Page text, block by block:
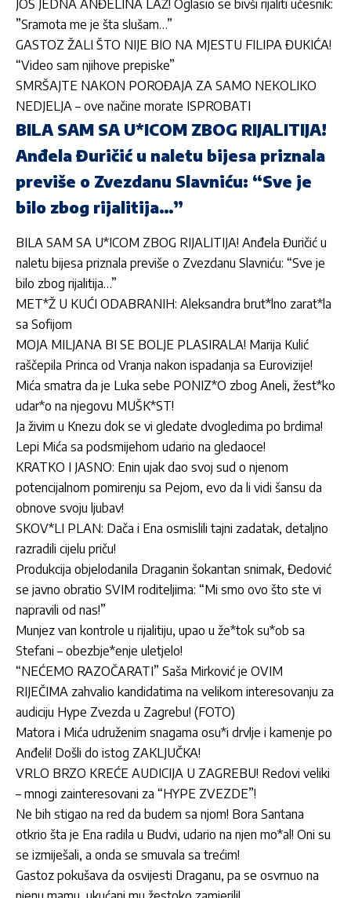
JOŠ JEDNA ANĐELINA LAŽ! Oglasio se bivši rijaliti učesnik:
”Sramota me je šta slušam…”
GASTOZ ŽALI ŠTO NIJE BIO NA MJESTU FILIPA ĐUKIĆA!
“Video sam njihove prepiske”
SMRŠAJTE NAKON POROĐAJA ZA SAMO NEKOLIKO
NEDJELJA – ove načine morate ISPROBATI
BILA SAM SA U*ICOM ZBOG RIJALITIJA!
Anđela Đuričić u naletu bijesa priznala
previše o Zvezdanu Slavniću: “Sve je
bilo zbog rijalitija…”
BILA SAM SA U*ICOM ZBOG RIJALITIJA! Anđela Đuričić u
naletu bijesa priznala previše o Zvezdanu Slavniću: “Sve je
bilo zbog rijalitija…”
MET*Ž U KUĆI ODABRANIH: Aleksandra brut*lno zarat*la
sa Sofijom
MOJA MILJANA BI SE BOLJE PLASIRALA! Marija Kulić
raščepila Princa od Vranja nakon ispadanja sa Eurovizije!
Mića smatra da je Luka sebe PONIZ*O zbog Aneli, žest*ko
udar*o na njegovu MUŠK*ST!
Ja živim u Knezu dok se vi gledate dvogledima po brdima!
Lepi Mića sa podsmijehom udario na gledaoce!
KRATKO I JASNO: Enin ujak dao svoj sud o njenom
potencijalnom pomirenju sa Pejom, evo da li vidi šansu da
obnove svoju ljubav!
SKOV*LI PLAN: Dača i Ena osmislili tajni zadatak, detaljno
razradili cijelu priču!
Produkcija objelodanila Draganin šokantan snimak, Đedović
se javno obratio SVIM roditeljima: “Mi smo ovo što ste vi
napravili od nas!”
Munjez van kontrole u rijalitiju, upao u že*tok su*ob sa
Stefani – obezbje*enje uletjelo!
“NEĆEMO RAZOČARATI” Saša Mirković je OVIM
RIJEČIMA zahvalio kandidatima na velikom interesovanju za
audiciju Hype Zvezda u Zagrebu! (FOTO)
Matora i Mića udruženim snagama osu*i drvlje i kamenje po
Anđeli! Došli do istog ZAKLJUČKA!
VRLO BRZO KREĆE AUDICIJA U ZAGREBU! Redovi veliki
– mnogi zainteresovani za “HYPE ZVEZDE”!
Ne bih stigao na red da budem sa njom! Bora Santana
otkrio šta je Ena radila u Budvi, udario na njen mo*al! Oni su
se izmiješali, a onda se smuvala sa trećim!
Gastoz pokušava da osvijesti Draganu, pa se osvrnuo na